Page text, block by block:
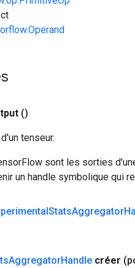
()
tenseur.
sont les sorties
un handle symbolique qui
StatsAggregator
AggregatorHandle créer